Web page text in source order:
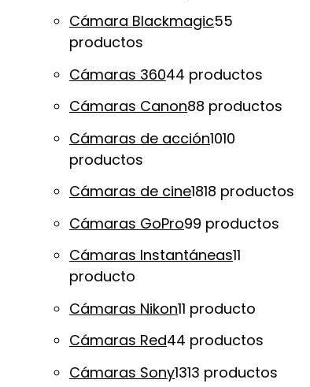
Cámara Blackmagic55
productos
Cámaras 36044 productos
Cámaras Canon88 productos
Cámaras de acción1010
productos
Cámaras de cine1818 productos
Cámaras GoPro99 productos
Cámaras Instantáneas11
producto
Cámaras Nikon11 producto
Cámaras Red44 productos
Cámaras Sony1313 productos